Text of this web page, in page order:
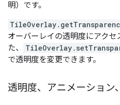
明）です。
オーバーレイの透明度にアクセ
た、
で透明度を変更できます。
透明度、アニメーション